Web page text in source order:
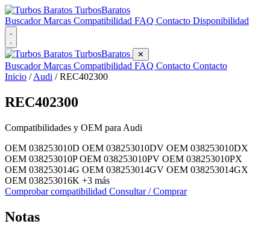
TurbosBaratos
BuscadorMarcas Compatibilidad FAQ Contacto Disponibilidad
TurbosBaratos ✕
BuscadorMarcas Compatibilidad FAQ Contacto Contacto
Inicio / Audi / REC402300
REC402300
Compatibilidades y OEM para Audi
OEM 038253010D OEM 038253010DV OEM 038253010DX
OEM 038253010POEM 038253010PV OEM 038253010PX
OEM 038253014G OEM 038253014GV OEM 038253014GX
OEM 038253016K +3 más
Comprobar compatibilidad Consultar / Comprar
Notas